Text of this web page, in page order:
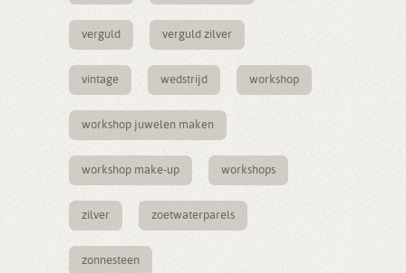
verguld verguld zilver
vintage wedstrijd workshop
workshop juwelen maken
workshop make-up workshops
zilver zoetwaterparels
zonnesteen